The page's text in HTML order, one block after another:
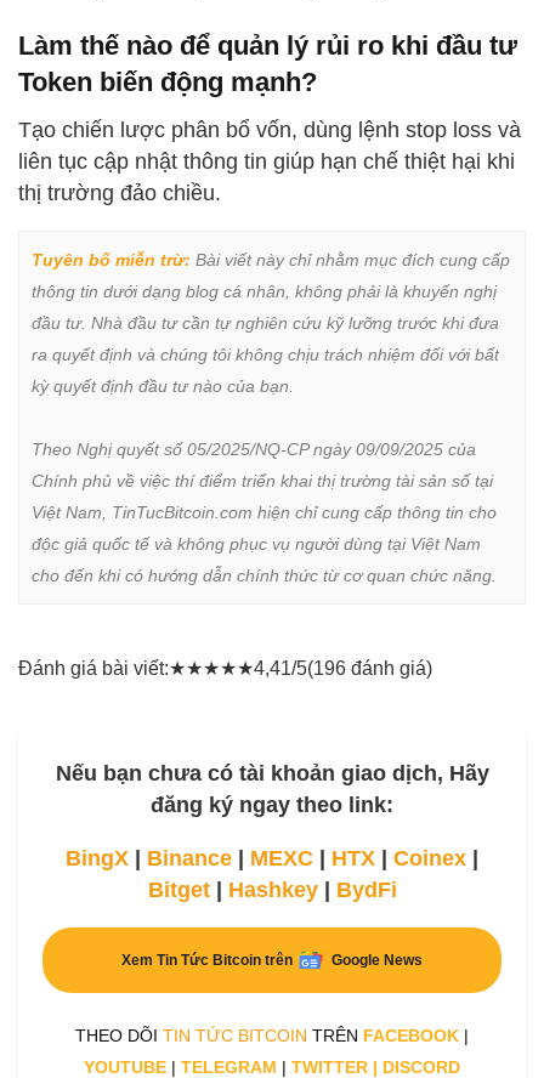
Làm thế nào để quản lý rủi ro khi đầu tư
Token biến động mạnh?
Tạo chiến lược phân bổ vốn, dùng lệnh stop loss và
liên tục cập nhật thông tin giúp hạn chế thiệt hại khi
thị trường đảo chiều.
Tuyên bố miễn trừ: Bài viết này chỉ nhằm mục đích cung cấp
thông tin dưới dạng blog cá nhân, không phải là khuyến nghị
đầu tư. Nhà đầu tư cần tự nghiên cứu kỹ lưỡng trước khi đưa
ra quyết định và chúng tôi không chịu trách nhiệm đối với bất
kỳ quyết định đầu tư nào của bạn.
Theo Nghị quyết số 05/2025/NQ-CP ngày 09/09/2025 của
Chính phủ về việc thí điểm triển khai thị trường tài sản số tại
Việt Nam, TinTucBitcoin.com hiện chỉ cung cấp thông tin cho
độc giả quốc tế và không phục vụ người dùng tại Việt Nam
cho đến khi có hướng dẫn chính thức từ cơ quan chức năng.
Đánh giá bài viết:★★★★★4,41/5(196 đánh giá)
Nếu bạn chưa có tài khoản giao dịch, Hãy
đăng ký ngay theo link:
BingX | Binance | MEXC | HTX | Coinex |
Bitget| Hashkey| BydFi
Xem Tin Tức Bitcoin trên Google News
THEO DÕI TIN TỨC BITCOIN TRÊN FACEBOOK |
YOUTUBE | TELEGRAM | TWITTER | DISCORD